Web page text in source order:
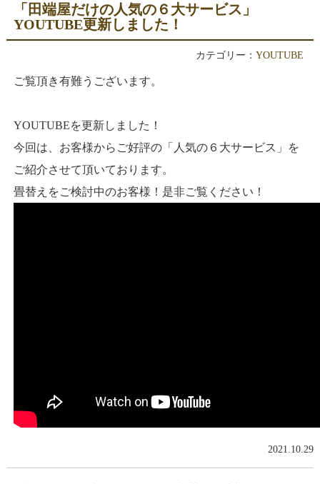
「田端屋だけの人気の６大サービス」
YOUTUBE更新しました！
カテゴリー：YOUTUBE
ご覧頂き有難うございます。
YOUTUBEを更新しました！
今回は、お客様からご好評の「人気の６大サービス」を
ご紹介させて頂いております。
畳替えをご検討中のお客様！是非ご覧ください！
2021.10.29